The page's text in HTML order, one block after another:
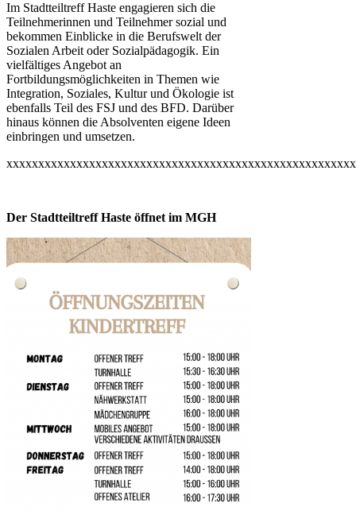
Im Stadtteiltreff Haste engagieren sich die
Teilnehmerinnen und Teilnehmer sozial und
bekommen Einblicke in die Berufswelt der
Sozialen Arbeit oder Sozialpädagogik. Ein
vielfältiges Angebot an
Fortbildungsmöglichkeiten in Themen wie
Integration, Soziales, Kultur und Ökologie ist
ebenfalls Teil des FSJ und des BFD. Darüber
hinaus können die Absolventen eigene Ideen
einbringen und umsetzen.
Der Stadtteiltreff Haste öffnet im MGH